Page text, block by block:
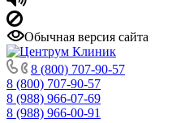
Обычная версия сайта
8 (800) 707-90-57
8 (800) 707-90-57
8 (988) 966-07-69
8 (988) 966-00-91